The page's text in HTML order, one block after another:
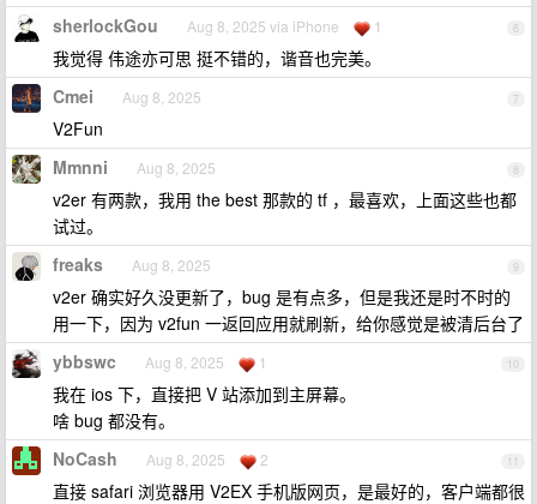
6
sherlockGou Aug 8, 2025 via iPhone 1
我觉得 伟途亦可思 挺不错的，谐音也完美。
7
Cmei Aug 8, 2025
V2Fun
8
Mmnni Aug 8, 2025
v2er 有两款，我用 the best 那款的 tf ，最喜欢，上面这些也都
试过。
9
freaks Aug 8, 2025
v2er 确实好久没更新了，bug 是有点多，但是我还是时不时的
用一下，因为 v2fun 一返回应用就刷新，给你感觉是被清后台了
10
ybbswc Aug 8, 2025 1
我在 ios 下，直接把 V 站添加到主屏幕。
啥 bug 都没有。
11
NoCash Aug 8, 2025 2
直接 safari 浏览器用 V2EX 手机版网页，是最好的，客户端都很